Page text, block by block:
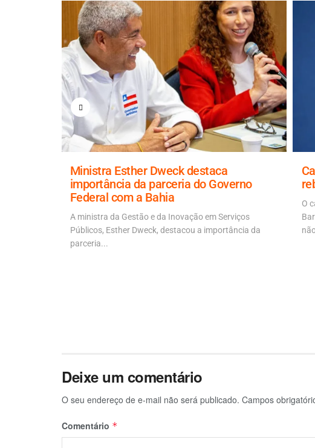
Ministra Esther Dweck destaca
importância da parceria do Governo
Federal com a Bahia
A ministra da Gestão e da Inovação em Serviços
Públicos, Esther Dweck, destacou a importância da
parceria...
O
Deixe um comentário
O seu endereço de e-mail não será publicado. Campos
Comentário *